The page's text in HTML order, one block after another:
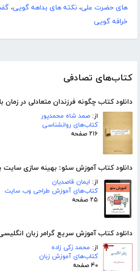
کتاب‌های تصادفی
دانلود کتاب چگونه فرزندان متعادلی در زمان
از: صمد شاه محمدپور
کتاب‌های روانشناسی
۲۱۶ صفحه
دانلود کتاب آموزش سئو: بهینه سازی سایت
از: ایمان قاصدیان
کتاب‌های آموزش طراحی وب سایت
۲۵ صفحه
دانلود کتاب آموزش سریع گرامر زبان
از: محمد زکی زاده
کتاب‌های آموزش زبان
۴۰ صفحه
های حضرت علی، نکته های بداهه گویی،
خرافه گویی